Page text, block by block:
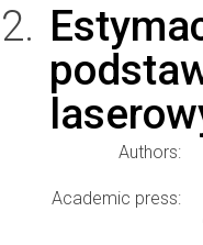
Authors:
Academic press: